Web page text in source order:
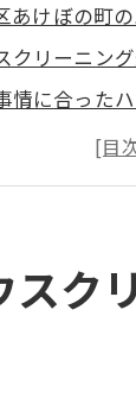
あけぼの町
クリーニン
情に合った
が高いハウ
クリーニン
きるハウス
ハウスクリ
クリーニン
ク